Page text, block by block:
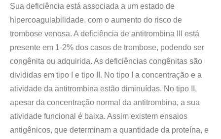
Sua deficiência está associada a um estado de
hipercoagulabilidade, com o aumento do risco de
trombose venosa. A deficiência de antitrombina III está
presente em 1-2% dos casos de trombose, podendo ser
congênita ou adquirida. As deficiências congênitas são
divididas em tipo I e tipo II. No tipo I a concentração e a
atividade da antitrombina estão diminuídas. No tipo II,
apesar da concentração normal da antitrombina, a sua
atividade funcional é baixa. Assim existem ensaios
antigênicos, que determinam a quantidade da proteína, e